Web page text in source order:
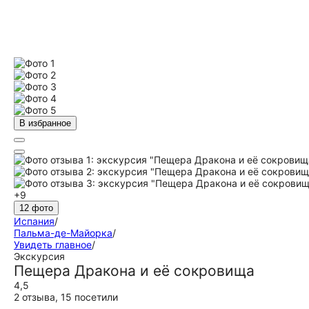
В избранное
+9
12 фото
Испания/
Пальма-де-Майорка/
Увидеть главное/
Экскурсия
Пещера Дракона и её сокровища
4,5
2 отзыва, 15 посетили